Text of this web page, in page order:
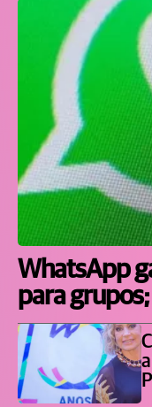
WhatsApp
para